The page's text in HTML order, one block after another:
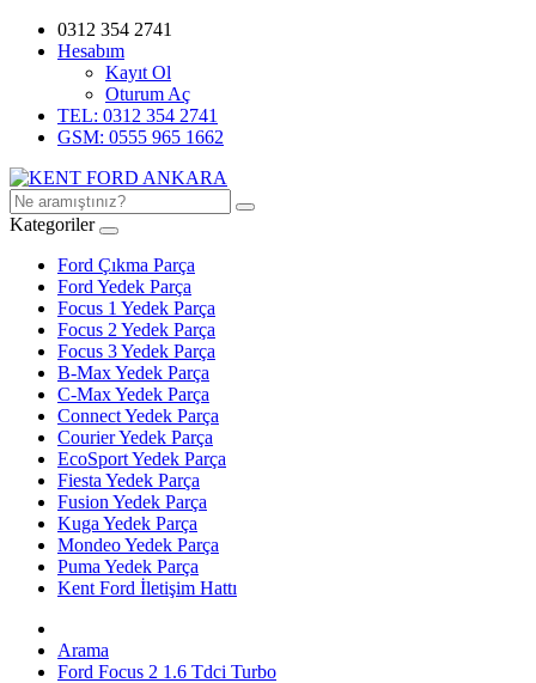
0312 354 2741
Hesabım
Kayıt Ol
Oturum Aç
TEL: 0312 354 2741
GSM: 0555 965 1662
Kategoriler
Ford Çıkma Parça
Ford Yedek Parça
Focus 1 Yedek Parça
Focus 2 Yedek Parça
Focus 3 Yedek Parça
B-Max Yedek Parça
C-Max Yedek Parça
Connect Yedek Parça
Courier Yedek Parça
EcoSport Yedek Parça
Fiesta Yedek Parça
Fusion Yedek Parça
Kuga Yedek Parça
Mondeo Yedek Parça
Puma Yedek Parça
Kent Ford İletişim Hattı
Arama
Ford Focus 2 1.6 Tdci Turbo